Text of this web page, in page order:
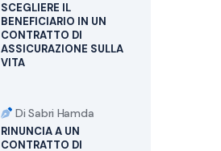
SCEGLIERE IL
BENEFICIARIO IN UN
CONTRATTO DI
ASSICURAZIONE SULLA
VITA
Di Sabri Hamda
RINUNCIA A UN
CONTRATTO DI